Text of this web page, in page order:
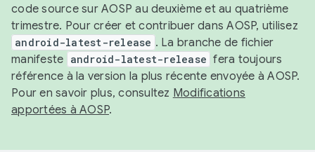
code source sur AOSP au deuxième et au quatrième
trimestre. Pour créer et contribuer dans AOSP, utilisez
android-latest-release . La branche de fichier
manifeste android-latest-release fera toujours
référence à la version la plus récente envoyée à AOSP.
Pour en savoir plus, consultez Modifications
apportées à AOSP.